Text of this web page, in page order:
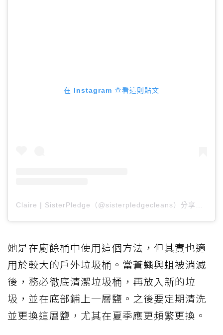
在 Instagram 查看這則貼文
Claire | SisterPledge（@sisterpledgecleans）分享的貼文
她是在廚餘桶中使用這個方法，但其實也適
用於較大的戶外垃圾桶。當蒼蠅與蛆被消滅
後，務必徹底清潔垃圾桶，再放入新的垃
圾，並在底部鋪上一層鹽。之後要定期清洗
並更換這層鹽，尤其在夏季應更頻繁更換。